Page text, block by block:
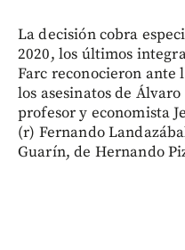
La decisión cobra
2020, los últimos
Farc reconocieron ante
los asesinatos de
profesor y economista
(r) Fernando
Guarín, de Hernando